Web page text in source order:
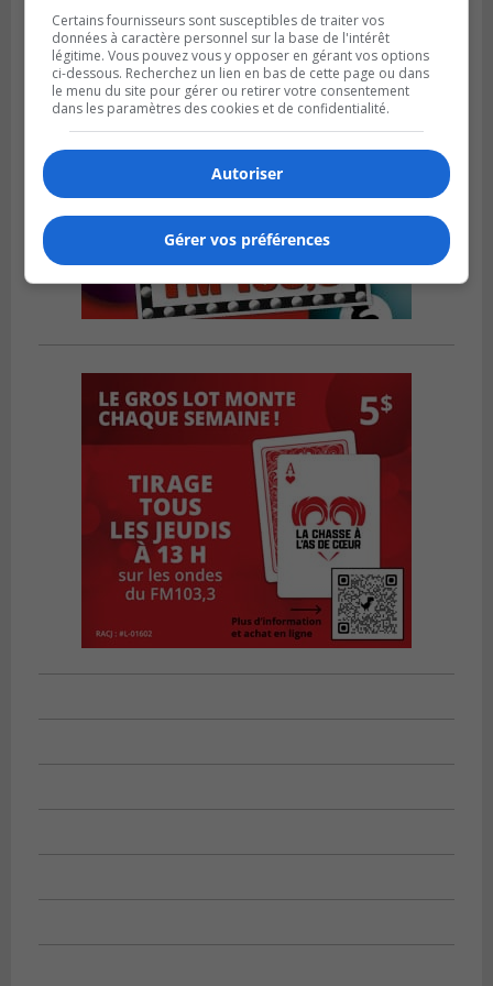
Certains fournisseurs sont susceptibles de traiter vos
données à caractère personnel sur la base de l'intérêt
légitime. Vous pouvez vous y opposer en gérant vos options
ci-dessous. Recherchez un lien en bas de cette page ou dans
le menu du site pour gérer ou retirer votre consentement
dans les paramètres des cookies et de confidentialité.
Autoriser
Gérer vos préférences